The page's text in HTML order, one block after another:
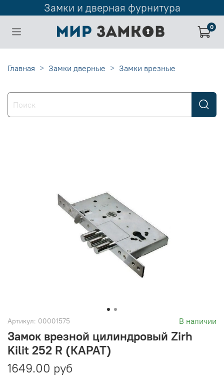
Замки и дверная фурнитура
0
Главная Замки дверные Замки врезные
Артикул: 00001575 В наличии
Замок врезной цилиндровый Zirh
Kilit 252 R (КАРАТ)
1649.00 руб